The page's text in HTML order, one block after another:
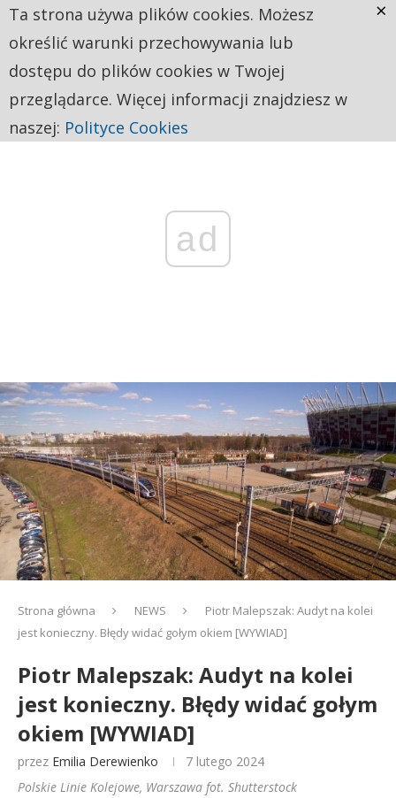
ad
Strona główna NEWS
Piotr Malepszak: Audyt na kolei
jest konieczny. Błędy widać gołym okiem [WYWIAD]
Piotr Malepszak: Audyt na kolei
jest konieczny. Błędy widać gołym
okiem [WYWIAD]
przez Emilia Derewienko
7 lutego 2024
Polskie Linie Kolejowe, Warszawa fot. Shutterstock
Ta strona używa plików cookies. Możesz
określić warunki przechowywania lub
dostępu do plików cookies w Twojej
przeglądarce. Więcej informacji znajdziesz w
naszej: Polityce Cookies
×